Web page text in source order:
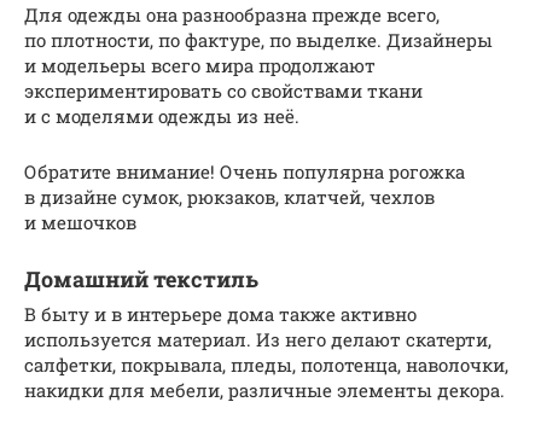
Для одежды она разнообразна прежде всего,
по плотности, по фактуре, по выделке. Дизайнеры
и модельеры всего мира продолжают
экспериментировать со свойствами ткани
и с моделями одежды из неё.
Обратите внимание! Очень популярна рогожка
в дизайне сумок, рюкзаков, клатчей, чехлов
и мешочков
Домашний текстиль
В быту и в интерьере дома также активно
используется материал. Из него делают скатерти,
салфетки, покрывала, пледы, полотенца, наволочки,
накидки для мебели, различные элементы декора.